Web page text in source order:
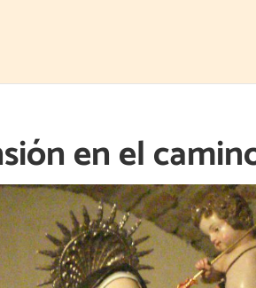
en el